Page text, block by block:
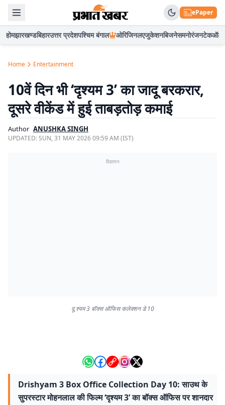
ePaper
होमझारखण्डबिहारउत्तर प्रदेशपश्चिम बंगाल ओरिजिनलएजुकेशनबिजनेसमनोरंजनटेकऑटो
Home Entertainment
10वें दिन भी ‘दृश्यम 3’ का जादू बरकरार,
दूसरे वीकेंड में हुई ताबड़तोड़ कमाई
Author ANUSHKA SINGH
UPDATED:SUN, 31 MAY 2026 09:59 AM (IST)
विज्ञापन
दृ,श्यम 3 बॉक्स ऑफिस कलेक्शन डे 10
Drishyam 3 Box Office Collection Day 10: साउथ के
सुपरस्टार मोहनलाल की फिल्म ‘दृश्यम 3’ का बॉक्स ऑफिस पर शानदार